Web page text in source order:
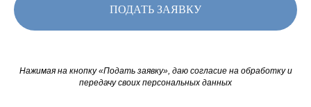
ПОДАТЬ ЗАЯВКУ
Нажимая на кнопку «Подать заявку», даю согласие на обработку и
передачу своих персональных данных